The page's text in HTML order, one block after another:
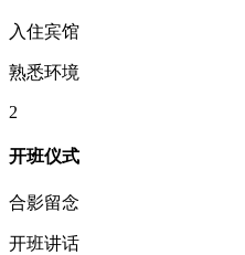
入住宾馆
熟悉环境
2
开班仪式
合影留念
开班讲话